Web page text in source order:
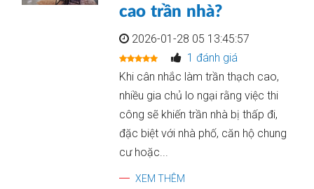
cao trần nhà?
2026-01-28 05 13:45:57
1 đánh giá
Khi cân nhắc làm trần thạch cao,
nhiều gia chủ lo ngại rằng việc thi
công sẽ khiến trần nhà bị thấp đi,
đặc biệt với nhà phố, căn hộ chung
cư hoặc...
XEM THÊM